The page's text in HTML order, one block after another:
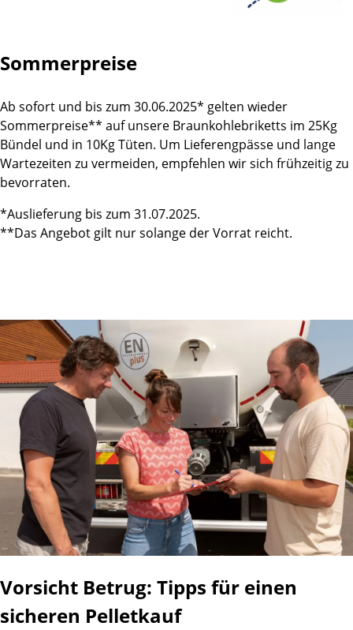
Sommerpreise
Ab sofort und bis zum 30.06.2025* gelten wieder
Sommerpreise** auf unsere Braunkohlebriketts im 25Kg
Bündel und in 10Kg Tüten. Um Lieferengpässe und lange
Wartezeiten zu vermeiden, empfehlen wir sich frühzeitig zu
bevorraten.
*Auslieferung bis zum 31.07.2025.
**Das Angebot gilt nur solange der Vorrat reicht.
Vorsicht Betrug: Tipps für einen
sicheren Pelletkauf